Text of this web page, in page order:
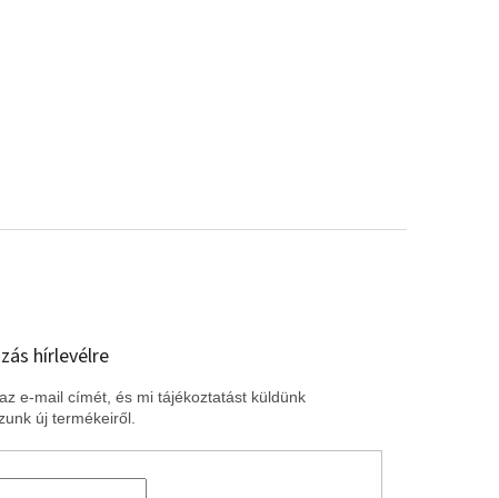
hírlevélre
e-mail címét, és mi tájékoztatást küldünk
új termékeiről.